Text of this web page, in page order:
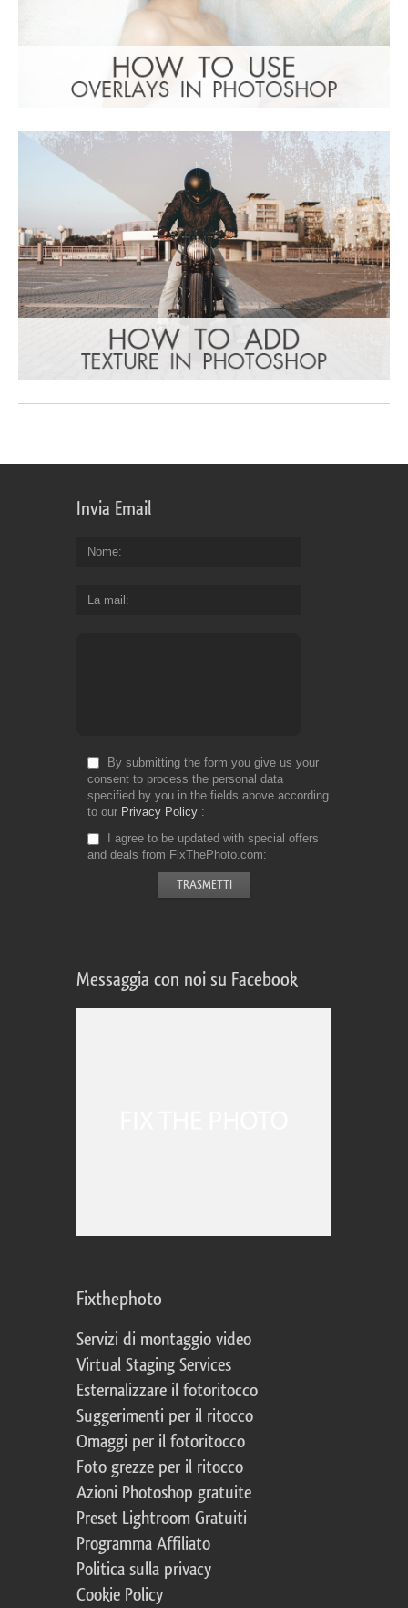
Invia Email
Nome
La mail
By submitting the form you give us your
consent to process the personal data
specified by you in the fields above according
to our Privacy Policy
I agree to be updated with special offers
and deals from FixThePhoto.com
Messaggia con noi su Facebook
Fixthephoto
Servizi di montaggio video
Virtual Staging Services
Esternalizzare il fotoritocco
Suggerimenti per il ritocco
Omaggi per il fotoritocco
Foto grezze per il ritocco
Azioni Photoshop gratuite
Preset Lightroom Gratuiti
Programma Affiliato
Politica sulla privacy
Cookie Policy